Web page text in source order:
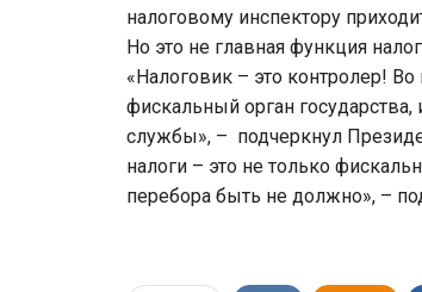
налоговому инспектору
Но это не главная функция
«Налоговик – это контролер!
фискальный орган
службы», – подчеркнул
налоги – это не только
перебора быть не должно», –